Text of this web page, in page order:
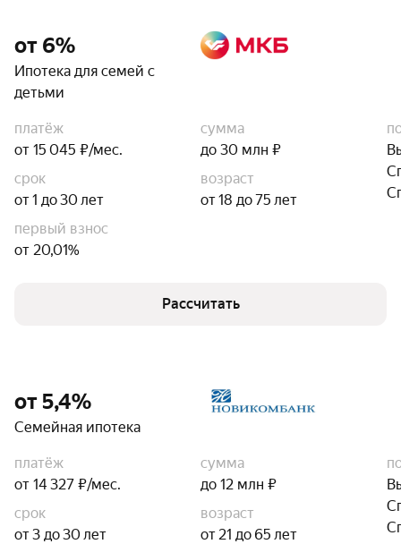
от 6%
Ипотека для семей с
детьми
платёж
от 15 045 ₽/мес.
сумма
до 30 млн ₽
срок
от 1 до 30 лет
возраст
от 18 до 75 лет
первый взнос
от 20,01%
Рассчитать
от 5,4%
Семейная ипотека
платёж
от 14 327 ₽/мес.
сумма
до 12 млн ₽
срок
от 3 до 30 лет
возраст
от 21 до 65 лет